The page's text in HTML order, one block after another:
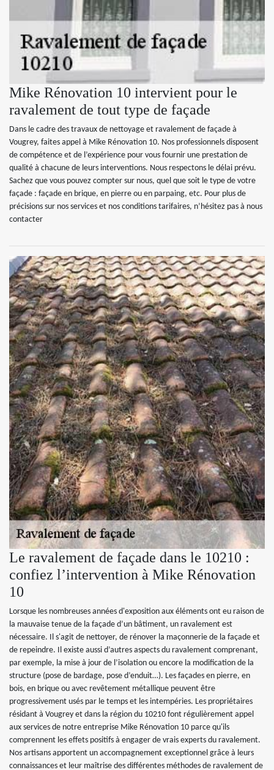
Mike Rénovation 10 intervient pour le
ravalement de tout type de façade
Dans le cadre des travaux de nettoyage et ravalement de façade à
Vougrey, faites appel à Mike Rénovation 10. Nos professionnels disposent
de compétence et de l’expérience pour vous fournir une prestation de
qualité à chacune de leurs interventions. Nous respectons le délai prévu.
Sachez que vous pouvez compter sur nous, quel que soit le type de votre
façade : façade en brique, en pierre ou en parpaing, etc. Pour plus de
précisions sur nos services et nos conditions tarifaires, n’hésitez pas à nous
contacter
Le ravalement de façade dans le 10210 :
confiez l’intervention à Mike Rénovation
10
Lorsque les nombreuses années d'exposition aux éléments ont eu raison de
la mauvaise tenue de la façade d’un bâtiment, un ravalement est
nécessaire. Il s'agit de nettoyer, de rénover la maçonnerie de la façade et
de repeindre. Il existe aussi d’autres aspects du ravalement comprenant,
par exemple, la mise à jour de l’isolation ou encore la modification de la
structure (pose de bardage, pose d’enduit…). Les façades en pierre, en
bois, en brique ou avec revêtement métallique peuvent être
progressivement usés par le temps et les intempéries. Les propriétaires
résidant à Vougrey et dans la région du 10210 font régulièrement appel
aux services de notre entreprise Mike Rénovation 10 parce qu'ils
comprennent les effets positifs à engager de vrais experts du ravalement.
Nos artisans apportent un accompagnement exceptionnel grâce à leurs
connaissances et leur maîtrise des différentes méthodes de ravalement de